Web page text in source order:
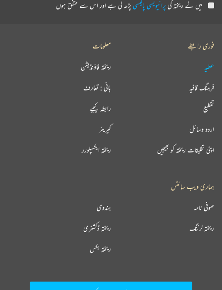
میں نے ریختہ کیپرائیویسی پالیسیپڑھ لی ہے اور اس سے متفق ہوں
فوری رابطے
عطیہ
فرہنگ قافیہ
تقطیع
اردو وسائل
اپنی تخلیقات ریختہ کو بھیجیں
معلومات
ریختہ فاؤنڈیشن
بانی : تعارف
رابطہ کیجیے
کیریئر
ریختہ ایکسپلورر
ہماری ویب سائٹس
ہندوی صوفی نامہ
ریختہ ڈکشنری ریختہ لرننگ
ریختہ بکس